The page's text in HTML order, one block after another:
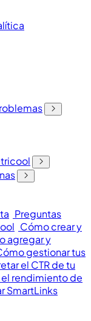
Preguntas
Cómo crear y
agregar y
gestionar tus
el CTR de tu
el rendimiento de
SmartLinks